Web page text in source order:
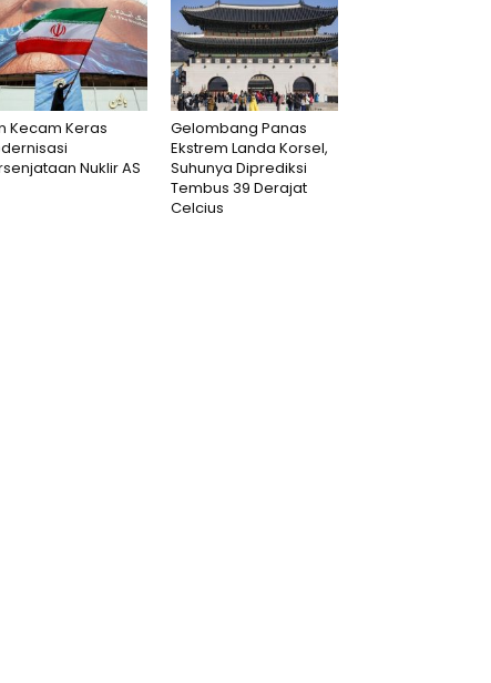
Kecam Keras
Nuklir AS
Gelombang Panas
Ekstrem Landa Korsel,
Suhunya Diprediksi
Tembus 39 Derajat
Celcius